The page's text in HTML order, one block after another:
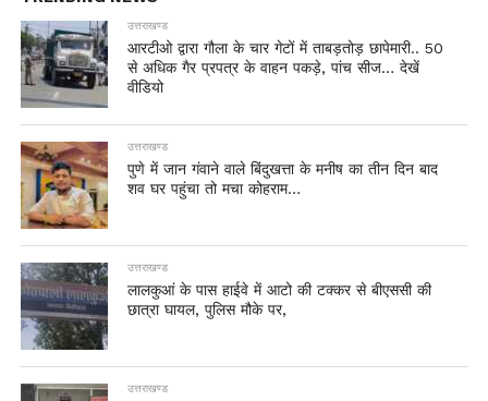
उत्तराखण्ड
आरटीओ द्वारा गौला के चार गेटों में ताबड़तोड़ छापेमारी.. 50
से अधिक गैर प्रपत्र के वाहन पकड़े, पांच सीज… देखें
वीडियो
उत्तराखण्ड
पुणे में जान गंवाने वाले बिंदुखत्ता के मनीष का तीन दिन बाद
शव घर पहुंचा तो मचा कोहराम…
उत्तराखण्ड
लालकुआं के पास हाईवे में आटो की टक्कर से बीएससी की
छात्रा घायल, पुलिस मौके पर,
उत्तराखण्ड